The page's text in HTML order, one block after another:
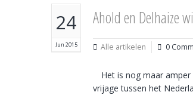
24
Jun 2015
Ahold en Delhaize
Alle artikelen 0
Het is nog maar
vrijage tussen het